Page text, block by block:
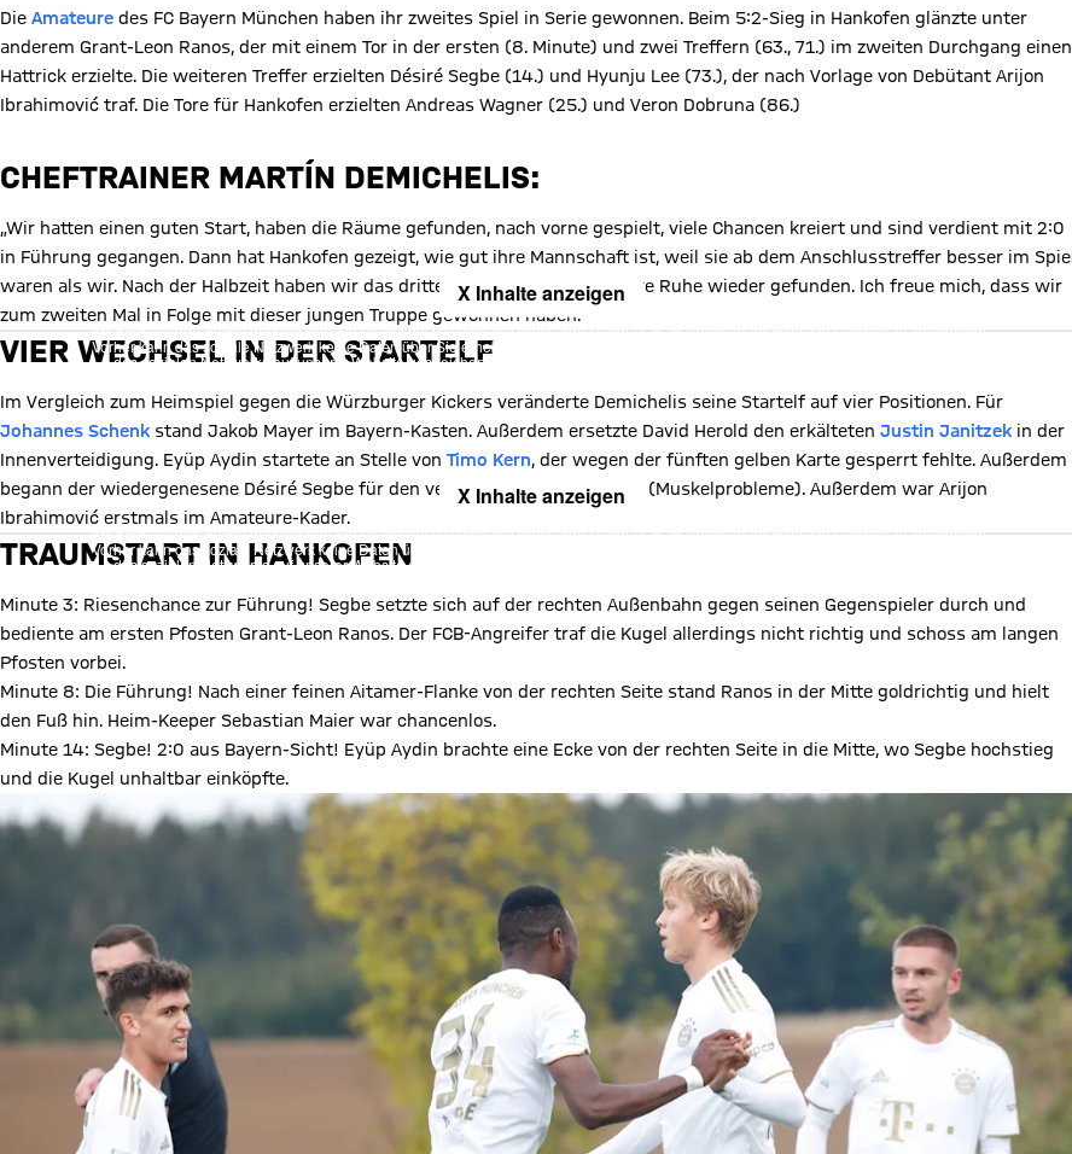
Die Amateure des FC Bayern München haben ihr zweites Spiel in Serie gewonnen. Beim 5:2-Sieg in Hankofen glänzte unter
anderem Grant-Leon Ranos, der mit einem Tor in der ersten (8. Minute) und zwei Treffern (63., 71.) im zweiten Durchgang einen
Hattrick erzielte. Die weiteren Treffer erzielten Désiré Segbe (14.) und Hyunju Lee (73.), der nach Vorlage von Debütant Arijon
Ibrahimović traf. Die Tore für Hankofen erzielten Andreas Wagner (25.) und Veron Dobruna (86.)
CHEFTRAINER MARTÍN DEMICHELIS:
„Wir hatten einen guten Start, haben die Räume gefunden, nach vorne gespielt, viele Chancen kreiert und sind verdient mit 2:0
in Führung gegangen. Dann hat Hankofen gezeigt, wie gut ihre Mannschaft ist, weil sie ab dem Anschlusstreffer besser im Spiel
waren als wir. Nach der Halbzeit haben wir das dritte Tor gemacht und unsere Ruhe wieder gefunden. Ich freue mich, dass wir
zum zweiten Mal in Folge mit dieser jungen Truppe gewonnen haben.“
X Inhalte anzeigen
Mit Klick auf den Button ermöglichen Sie es diesem sozialen Netzwerk, Ihre Daten (z. B. IP-Adresse) mit Hilfe von Cookies zu verarbeiten.
Vorher kann das soziale Netzwerk keine Daten über Sie erheben, um Ihnen die Inhalte anzuzeigen. Diese Einstellung wird für alle Inhalte
des sozialen Netzwerks auf unserer Website gespeichert und Sie können dies jederzeit in der
VIER WECHSEL IN DER STARTELF
Im Vergleich zum Heimspiel gegen die Würzburger Kickers veränderte Demichelis seine Startelf auf vier Positionen. Für
Johannes Schenk stand Jakob Mayer im Bayern-Kasten. Außerdem ersetzte David Herold den erkälteten Justin Janitzek in der
Innenverteidigung. Eyüp Aydin startete an Stelle von Timo Kern, der wegen der fünften gelben Karte gesperrt fehlte. Außerdem
begann der wiedergenesene Désiré Segbe für den verletztenYusuf Kabadayi
(Muskelprobleme). Außerdem war Arijon
Ibrahimović erstmals im Amateure-Kader.
X Inhalte anzeigen
Mit Klick auf den Button ermöglichen Sie es diesem sozialen Netzwerk, Ihre Daten (z. B. IP-Adresse) mit Hilfe von Cookies zu verarbeiten.
Vorher kann das soziale Netzwerk keine Daten über Sie erheben, um Ihnen die Inhalte anzuzeigen. Diese Einstellung wird für alle Inhalte
des sozialen Netzwerks auf unserer Website gespeichert und Sie können dies jederzeit in der
TRAUMSTART IN HANKOFEN
Minute 3: Riesenchance zur Führung! Segbe setzte sich auf der rechten Außenbahn gegen seinen Gegenspieler durch und
bediente am ersten Pfosten Grant-Leon Ranos. Der FCB-Angreifer traf die Kugel allerdings nicht richtig und schoss am langen
Pfosten vorbei.
Minute 8: Die Führung! Nach einer feinen Aitamer-Flanke von der rechten Seite stand Ranos in der Mitte goldrichtig und hielt
den Fuß hin. Heim-Keeper Sebastian Maier war chancenlos.
Minute 14: Segbe! 2:0 aus Bayern-Sicht! Eyüp Aydin brachte eine Ecke von der rechten Seite in die Mitte, wo Segbe hochstieg
und die Kugel unhaltbar einköpfte.